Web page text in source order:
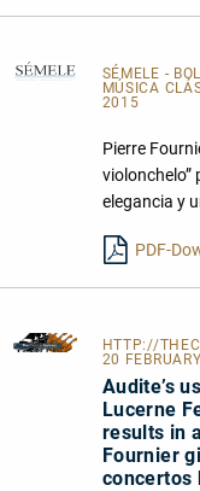
SÉMELE -
MÚSICA
2015
Pierre
violonchelo”
elegancia y
PDF-
HTTP://
20
Audite’s
Lucerne
results in
Fournier
concertos